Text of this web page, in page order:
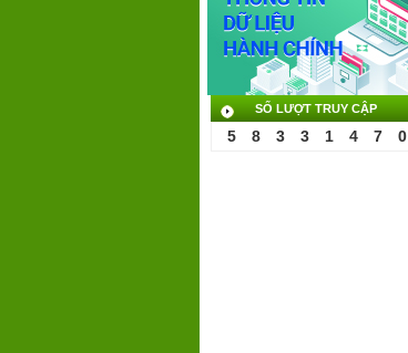
SỐ LƯỢT TRUY CẬP
5 8 3 3 1 4 7 0